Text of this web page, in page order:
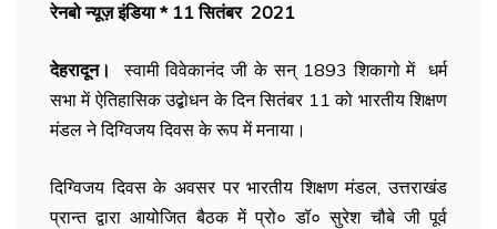
रेनबो न्यूज़ इंडिया * 11 सितंबर 2021
देहरादून। स्वामी विवेकानंद जी केसन् 1893शिकागो में धर्म
सभा में ऐतिहासिक उद्बोधन के दिन सितंबर 11 को भारतीय शिक्षण
मंडल ने दिग्विजय दिवस के रूप में मनाया।
दिग्विजय दिवस के अवसर पर भारतीय शिक्षण मंडल, उत्तराखंड
प्रान्त द्वारा आयोजित बैठक में प्रो० डॉ० सुरेश चौबे जी पूर्व